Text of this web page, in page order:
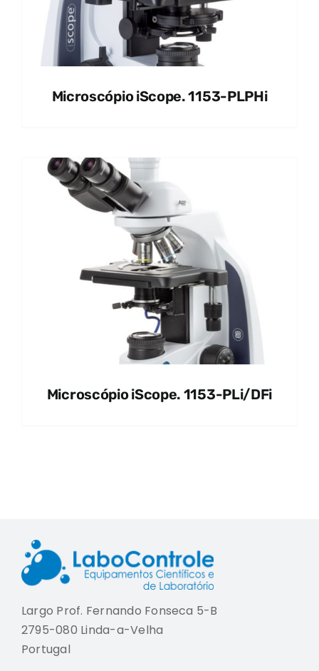
Microscópio iScope. 1153-PLPHi
Microscópio iScope. 1153-PLi/DFi
Largo Prof. Fernando Fonseca 5-B
2795-080 Linda-a-Velha
Portugal